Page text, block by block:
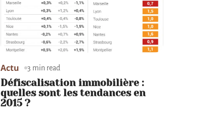
Actu 3 min read
Défiscalisation immobilière :
quelles sont les tendances en
2015 ?